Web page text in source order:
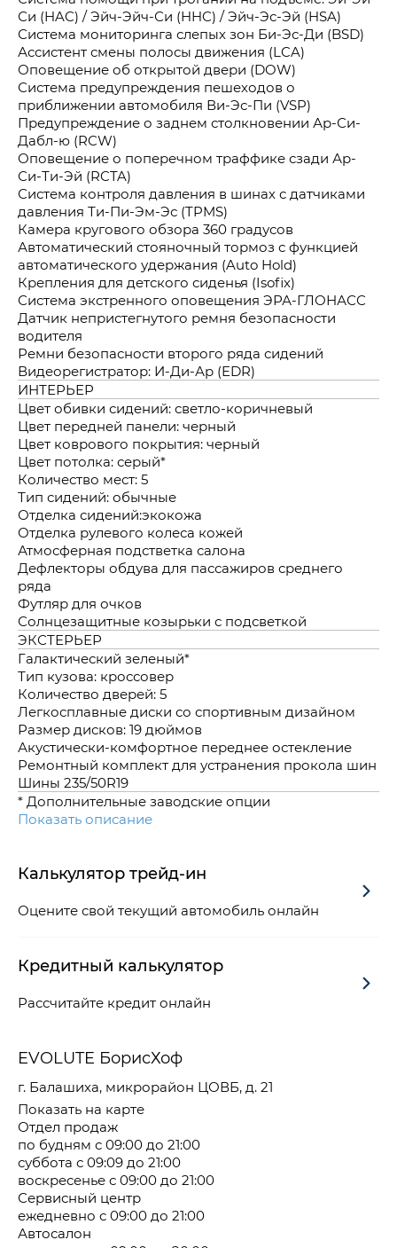
Си (HAC) / Эйч-Эйч-Си (HHC) / Эйч-Эс-Эй (HSA)
Система мониторинга слепых зон Би-Эс-Ди (BSD)
Ассистент смены полосы движения (LCA)
Оповещение об открытой двери (DOW)
Система предупреждения пешеходов о
приближении автомобиля Ви-Эс-Пи (VSP)
Предупреждение о заднем столкновении Ар-Си-
Дабл-ю (RCW)
Оповещение о поперечном траффике сзади Ар-
Си-Ти-Эй (RCTA)
Система контроля давления в шинах с датчиками
давления Ти-Пи-Эм-Эс (TPMS)
Камера кругового обзора 360 градусов
Автоматический стояночный тормоз с функцией
автоматического удержания (Auto Hold)
Крепления для детского сиденья (Isofix)
Система экстренного оповещения ЭРА-ГЛОНАСС
Датчик непристегнутого ремня безопасности
водителя
Ремни безопасности второго ряда сидений
Видеорегистратор: И-Ди-Ар (EDR)
ИНТЕРЬЕР
Цвет обивки сидений: светло-коричневый
Цвет передней панели: черный
Цвет коврового покрытия: черный
Цвет потолка: серый*
Количество мест: 5
Тип сидений: обычные
Отделка сидений:экокожа
Отделка рулевого колеса кожей
Атмосферная подстветка салона
Дефлекторы обдува для пассажиров среднего
ряда
Футляр для очков
Солнцезащитные козырьки с подсветкой
ЭКСТЕРЬЕР
Галактический зеленый*
Тип кузова: кроссовер
Количество дверей: 5
Легкосплавные диски со спортивным дизайном
Размер дисков: 19 дюймов
Акустически-комфортное переднее остекление
Ремонтный комплект для устранения прокола шин
Шины 235/50R19
* Дополнительные заводские опции
Показать описание
Калькулятор трейд-ин
Оцените свой текущий автомобиль онлайн
Кредитный калькулятор
Рассчитайте кредит онлайн
EVOLUTE БорисХоф
г. Балашиха, микрорайон ЦОВБ, д. 21
Показать на карте
Отдел продаж
по будням с 09:00 до 21:00
суббота с 09:09 до 21:00
воскресенье с 09:00 до 21:00
Сервисный центр
ежедневно с 09:00 до 21:00
Автосалон